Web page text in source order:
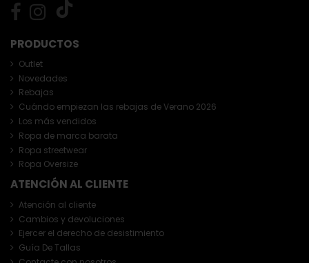
PRODUCTOS
Outlet
Novedades
Rebajas
Cuándo empiezan las rebajas de Verano 2026
Los más vendidos
Ropa de marca barata
Ropa streetwear
Ropa Oversize
ATENCIÓN AL CLIENTE
Atención al cliente
Cambios y devoluciones
Ejercer el derecho de desistimiento
Guía De Tallas